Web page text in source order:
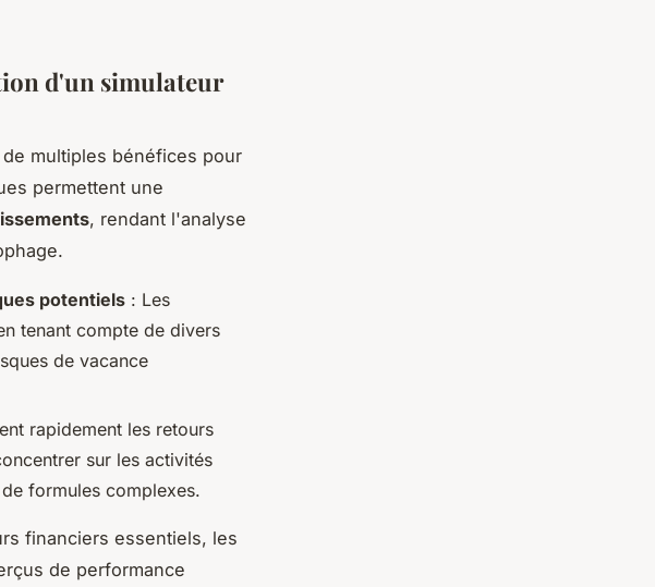
d'un simulateur
multiples bénéfices pour
permettent une
, rendant l'analyse
potentiels : Les
tenant compte de divers
de vacance
rapidement les retours
sur les activités
formules complexes.
financiers essentiels, les
de performance